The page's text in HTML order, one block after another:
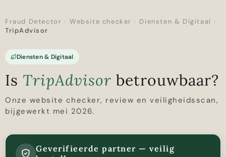
Fraud Detector › Website checker › Diensten & Digitaal ›
TripAdvisor
Diensten & Digitaal
Is TripAdvisor betrouwbaar?
Onze website checker, review en veiligheidsscan,
bijgewerkt mei 2026.
Geverifieerde partner — veilig